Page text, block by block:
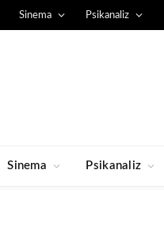
Sinema Psikanaliz
Sinema Psikanaliz